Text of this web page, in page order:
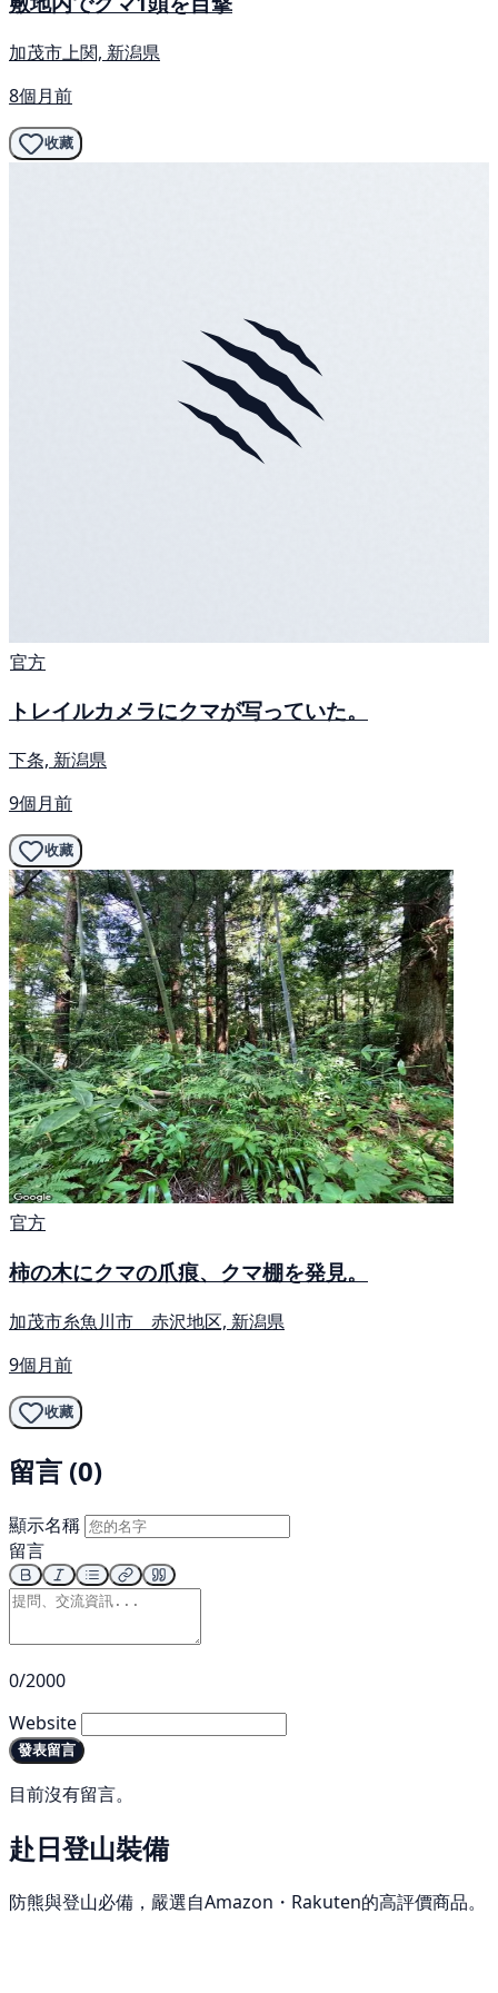
加茂市上関, 新潟県
8個月前
收藏
官方
トレイルカメラにクマが写っていた。
下条, 新潟県
9個月前
收藏
官方
柿の木にクマの爪痕、クマ棚を発見。
加茂市糸魚川市 赤沢地区, 新潟県
9個月前
收藏
留言 (0)
顯示名稱
留言
0/2000
Website
發表留言
目前沒有留言。
赴日登山裝備
防熊與登山必備，嚴選自Amazon・Rakuten的高評價商品。